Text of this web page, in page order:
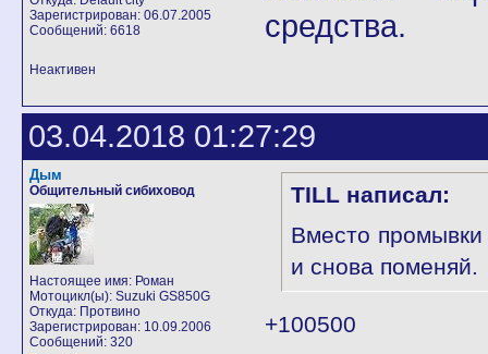
Зарегистрирован: 06.07.2005
Сообщений: 6618
средства.
Неактивен
03.04.2018 01:27:29
Дым
Общительный сибиховод
Настоящее имя: Роман
Мотоцикл(ы): Suzuki GS850G
Откуда: Протвино
Зарегистрирован: 10.09.2006
Сообщений: 320
TILL написал:
Вместо
и снова поменяй.
+100500